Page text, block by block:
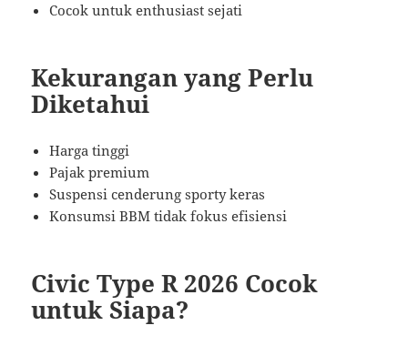
Cocok untuk enthusiast sejati
Kekurangan yang Perlu
Diketahui
Harga tinggi
Pajak premium
Suspensi cenderung sporty keras
Konsumsi BBM tidak fokus efisiensi
Civic Type R 2026 Cocok
untuk Siapa?